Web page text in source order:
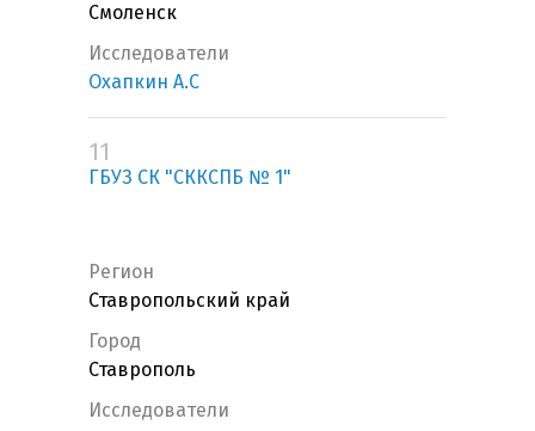
Смоленск
Исследователи
Охапкин А.С
11
ГБУЗ СК "СККСПБ № 1"
Регион
Ставропольский край
Город
Ставрополь
Исследователи